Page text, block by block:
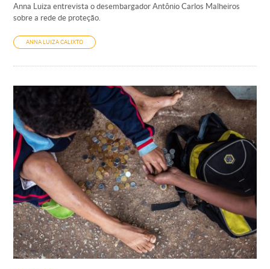
Anna Luiza entrevista o desembargador Antônio Carlos Malheiros
sobre a rede de proteção.
ANNA LUIZA CALIXTO